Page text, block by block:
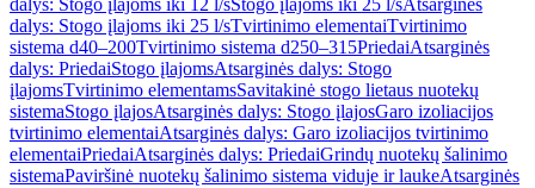
dalys: Stogo įlajoms iki 12 l/sStogo įlajoms iki 25 l/sAtsarginės
dalys: Stogo įlajoms iki 25 l/sTvirtinimo elementaiTvirtinimo
sistema d40–200Tvirtinimo sistema d250–315PriedaiAtsarginės
dalys: PriedaiStogo įlajomsAtsarginės dalys: Stogo
įlajomsTvirtinimo elementamsSavitakinė stogo lietaus nuotekų
sistemaStogo įlajosAtsarginės dalys: Stogo įlajosGaro izoliacijos
tvirtinimo elementaiAtsarginės dalys: Garo izoliacijos tvirtinimo
elementaiPriedaiAtsarginės dalys: PriedaiGrindų nuotekų šalinimo
sistemaPaviršinė nuotekų šalinimo sistema viduje ir laukeAtsarginės